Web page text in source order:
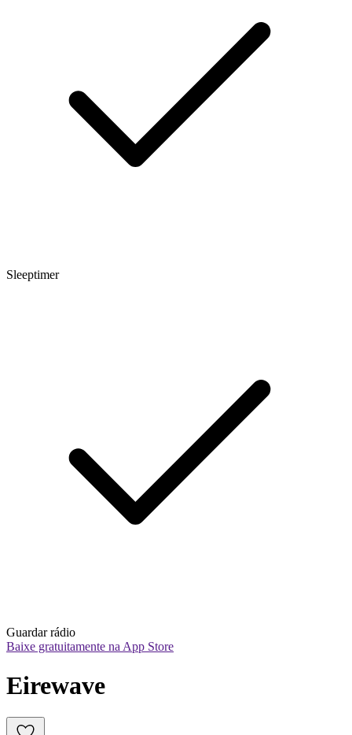
Sleeptimer
Guardar rádio
Baixe gratuitamente na App Store
Eirewave